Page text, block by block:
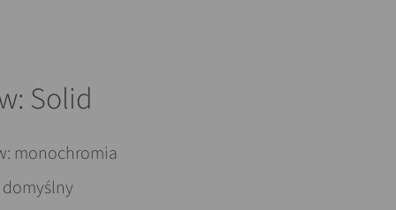
Solid
monochromia